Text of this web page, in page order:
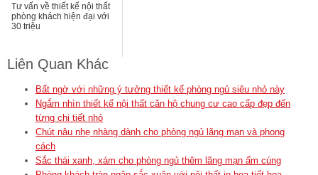
Tư vấn về thiết kế nội thất
phòng khách hiện đại với
30 triệu
Liên Quan Khác
Bất ngờ với những ý tưởng thiết kế phòng ngủ siêu nhỏ này
Ngắm nhìn thiết kế nội thất căn hộ chung cư cao cấp đẹp đến
từng chi tiết nhỏ
Chút nâu nhẹ nhàng dành cho phòng ngủ lãng mạn và phong
cách
Sắc thái xanh, xám cho phòng ngủ thêm lãng mạn ấm cúng